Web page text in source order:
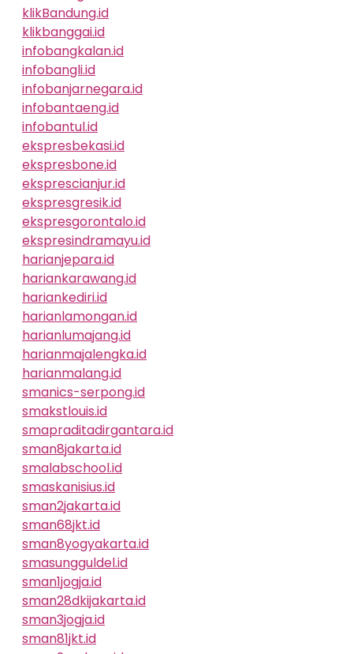
klikBandung.id
klikbanggai.id
infobangkalan.id
infobangli.id
infobanjarnegara.id
infobantaeng.id
infobantul.id
ekspresbekasi.id
ekspresbone.id
eksprescianjur.id
ekspresgresik.id
ekspresgorontalo.id
ekspresindramayu.id
harianjepara.id
hariankarawang.id
hariankediri.id
harianlamongan.id
harianlumajang.id
harianmajalengka.id
harianmalang.id
smanics-serpong.id
smakstlouis.id
smapraditadirgantara.id
sman8jakarta.id
smalabschool.id
smaskanisius.id
sman2jakarta.id
sman68jkt.id
sman8yogyakarta.id
smasungguldel.id
sman1jogja.id
sman28dkijakarta.id
sman3jogja.id
sman81jkt.id